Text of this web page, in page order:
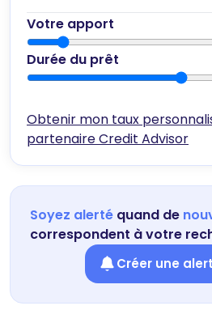
Votre apport
Durée du prêt
Obtenir mon taux
partenaire Credit Advisor
Soyez alerté quand de
correspondent à votre
Créer une